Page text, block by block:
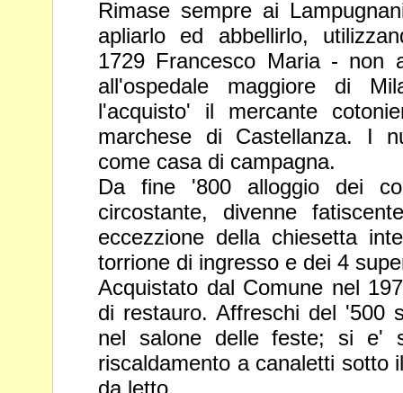
Rimase sempre ai
apliarlo ed abbellirlo,
1729 Francesco Maria - non
all'ospedale maggiore di
l'acquisto' il mercante
marchese di Castellanza. I
come casa di campagna.
Da fine '800 alloggio dei
circostante, divenne
eccezzione della chiesetta
torrione di ingresso e dei 4
Acquistato dal Comune nel
di restauro. Affreschi del '500
nel salone delle feste; si e'
riscaldamento a canaletti sotto
da letto.